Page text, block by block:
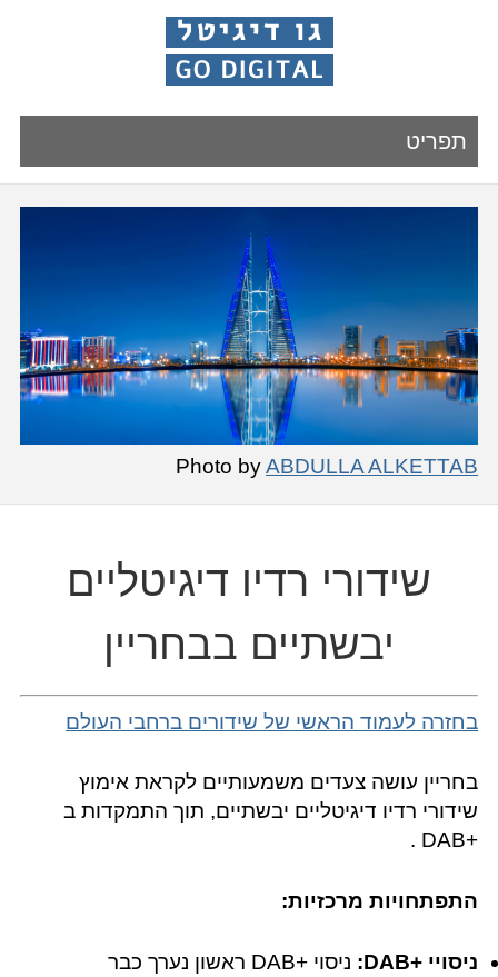
תפריט
Photo byABDULLA ALKETTAB
שידורי רדיו דיגיטליים
יבשתיים בבחריין
בחזרה לעמוד הראשי של שידורים ברחבי העולם
בחריין עושה צעדים משמעותיים לקראת אימוץ
שידורי רדיו דיגיטליים יבשתיים, תוך התמקדות ב
+DAB .
התפתחויות מרכזיות:
ניסויי +DAB‎:
ניסוי +DAB‎ ראשון נערך כבר